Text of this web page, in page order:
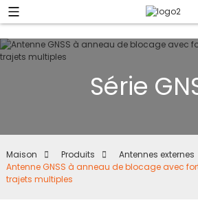
Série
Maison Produits Antennes externes
Antenne GNSS à anneau de blocage avec
trajets multiples